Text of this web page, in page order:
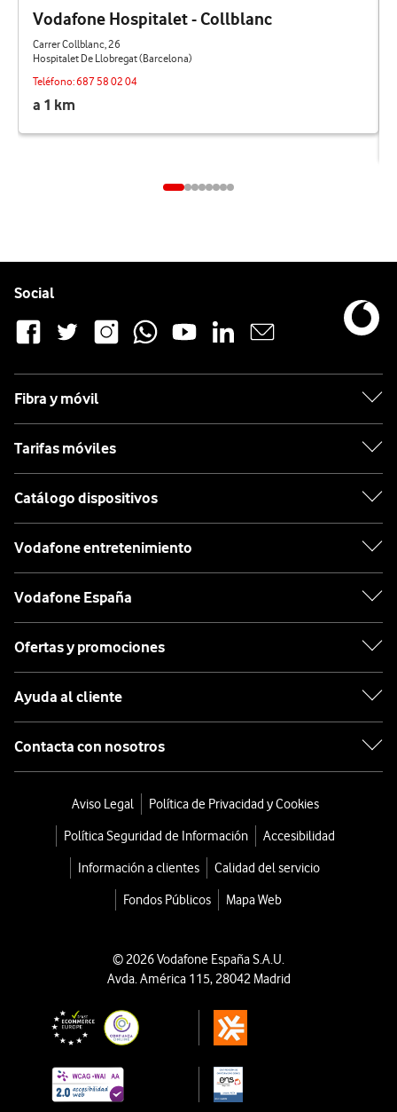
Vodafone Hospitalet - Collblanc
Carrer Collblanc, 26
Hospitalet De Llobregat (Barcelona)
Teléfono:687 58 02 04
a 1 km
Social
Fibra y móvil
Tarifas móviles
Catálogo dispositivos
Vodafone entretenimiento
Vodafone España
Ofertas y promociones
Ayuda al cliente
Contacta con nosotros
Aviso Legal
Política de Privacidad y Cookies
Política Seguridad de Información
Accesibilidad
Información a clientes
Calidad del servicio
Fondos Públicos
Mapa Web
© 2026 Vodafone España S.A.U.
Avda. América 115, 28042 Madrid